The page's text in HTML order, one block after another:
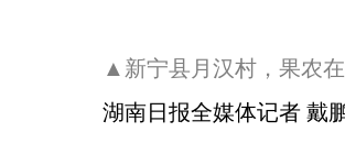
▲新宁县月汉村，果农
湖南日报全媒体记者 戴